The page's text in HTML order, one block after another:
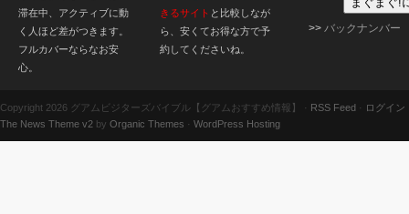
滞在中、アクティブに動
く人ほど差がつきます。
フルカバーならなお安
心。
きるサイト と比較しなが
ら、安くてお得な方で予
約してくださいね。
>> バックナンバー
Copyright 2026 グアムビジターズバイブル【グアムおすすめ情報】 · RSS Feed · ログイン
The News Theme v2 by Organic Themes · WordPress Hosting